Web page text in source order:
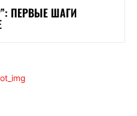
ПЕРВЫЕ ШАГИ